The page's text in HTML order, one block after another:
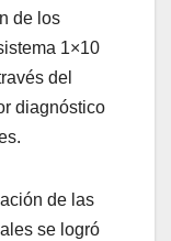
de los
1×10
del
diagnóstico
de las
se logró